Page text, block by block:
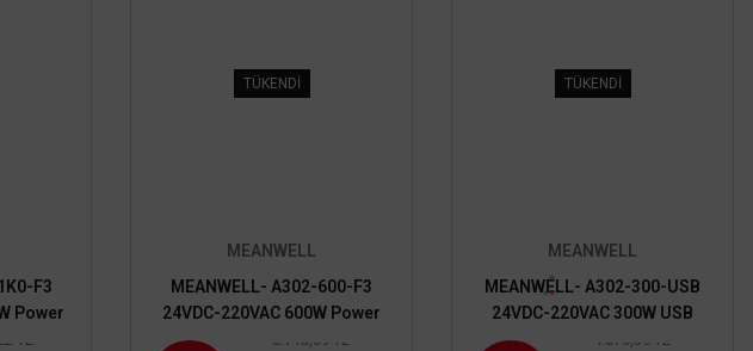
F3
Power
TL
TÜKENDİ
MEANWELL
MEANWELL- A302-600-F3
24VDC-220VAC 600W Power
inverter
8.713,09 TL
TÜKENDİ
MEANWELL
MEANWELL- A302-300-USB
24VDC-220VAC 300W USB
Power inverter
4.676,39 TL